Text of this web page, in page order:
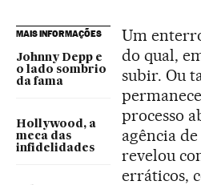
MAIS INFORMAÇÕES
Johnny Depp e
o lado sombrio
da fama
Hollywood, a
meca das
infidelidades
Um
do qual,
subir. Ou
processo
agência
revelou
erráticos,